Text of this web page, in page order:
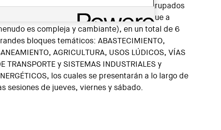
ha optado por presentar los proyectos agrupados
en función de su utilización primordial (aunque a
es compleja y cambiante), en un total de 6
bloques temáticos: ABASTECIMIENTO,
AGRICULTURA, USOS LÚDICOS, VÍAS
TRANSPORTE y SISTEMAS INDUSTRIALES y
los cuales se presentarán a lo largo de
sesiones de jueves, viernes y sábado.